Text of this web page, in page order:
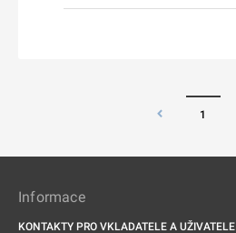
1
Informace
KONTAKTY PRO VKLADATELE A UŽIVATELE